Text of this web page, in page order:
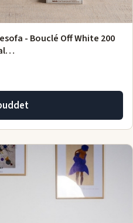
- Bouclé Off White 200